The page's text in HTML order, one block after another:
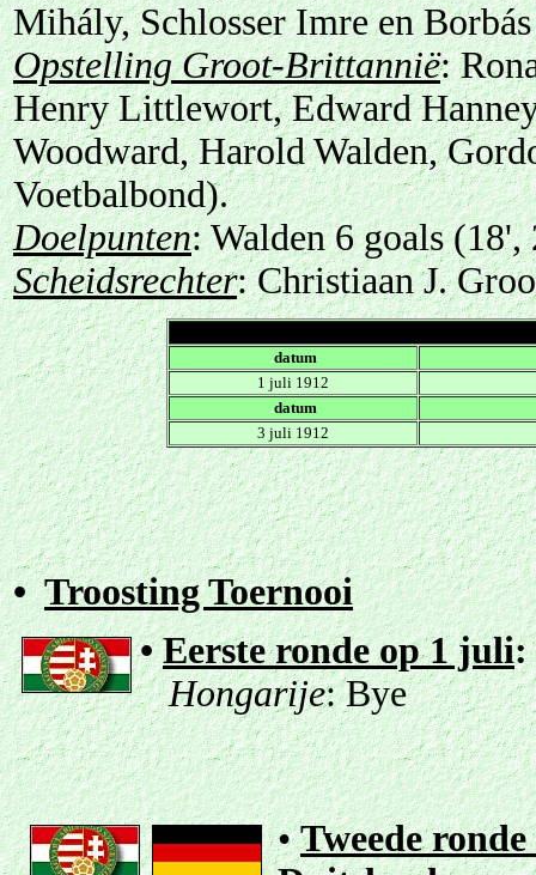
Mihály, Schlosser Imre en
Opstelling Groot-Brittannië:
Henry Littlewort, Edward
Woodward, Harold Walden,
Voetbalbond).
Doelpunten: Walden 6 goals
Scheidsrechter: Christiaan J.
.datum
1 juli 1912
.datum
3 juli 1912
•Troosting Toernooi
•Eerste ronde op 1 juli:
Hongarije: Bye
•Tweede